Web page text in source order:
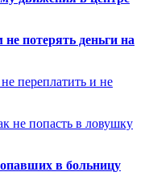
потерять деньги на
переплатить и не
не попасть в ловушку
в больницу